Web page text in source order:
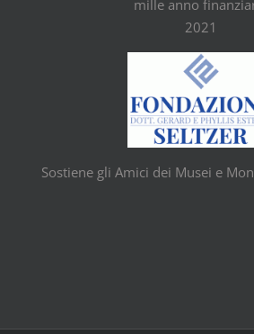
mille anno
2021
Sostiene gli Amici dei Musei e